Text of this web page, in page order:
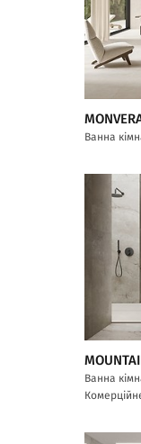
Ванна
Ванна